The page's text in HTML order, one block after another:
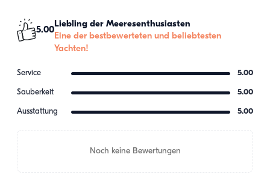
5.00
Liebling der Meeresenthusiasten
Eine der bestbewerteten und beliebtesten
Yachten!
Service 5.00
Sauberkeit 5.00
Ausstattung 5.00
Noch keine Bewertungen